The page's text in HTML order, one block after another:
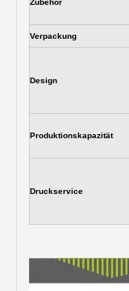
Zubehör
Verpackung
Design
Produktionskapazität
Druckservice